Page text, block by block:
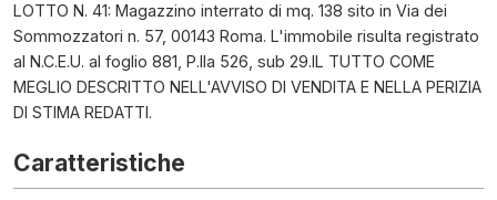
LOTTO N. 41: Magazzino interrato di mq. 138 sito in Via dei
Sommozzatori n. 57, 00143 Roma. L'immobile risulta registrato
al N.C.E.U. al foglio 881, P.lla 526, sub 29.IL TUTTO COME
MEGLIO DESCRITTO NELL'AVVISO DI VENDITA E NELLA PERIZIA
DI STIMA REDATTI.
Caratteristiche